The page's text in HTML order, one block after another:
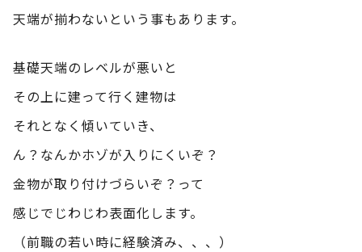
天端が揃わないという事もあります。
基礎天端のレベルが悪いと
その上に建って行く建物は
それとなく傾いていき、
ん？なんかホゾが入りにくいぞ？
金物が取り付けづらいぞ？って
感じでじわじわ表面化します。
（前職の若い時に経験済み、、、）